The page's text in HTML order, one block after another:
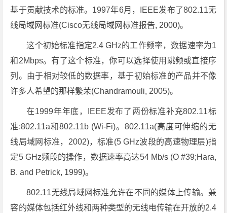
基于贡献技术的标准。1997年6月，IEEE发布了802.11无
线局域网标准(Cisco无线局域网标准报告, 2000)。
这个初始标准指定2.4 GHz的工作频率，数据速率为1
和2Mbps。有了这个标准，你可以选择使用跳频或直接序
列。由于相对较低的数据率，基于初始标准的产品并不像
许多人希望的那样繁荣(Chandramouli, 2005)。
在1999年年底，IEEE发布了两份标准补充802.11标
准:802.11a和802.11b (Wi-Fi)。802.11a(高度可伸缩的无
线局域网标准，2002)，标准(5 GHz波段的高速物理层)指
定5 GHz频段的操作，数据速率高达54 Mb/s (O #39;Hara,
B. and Petrick, 1999)。
802.11无线局域网标准允许在不同的媒体上传输。兼
容的媒体包括红外线和两种类型的无线电传输在开放的2.4